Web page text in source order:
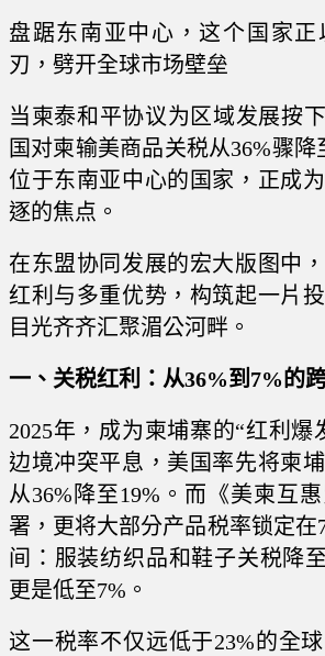
盘踞东南亚中心，这个国家正
刃，劈开全球市场壁垒
当柬泰和平协议为区域发展按
国对柬输美商品关税从36%骤降
位于东南亚中心的国家，正成
逐的焦点。
在东盟协同发展的宏大版图中
红利与多重优势，构筑起一片
目光齐齐汇聚湄公河畔。
一、关税红利：从36%到7%的
2025年，成为柬埔寨的“红利爆
边境冲突平息，美国率先将柬
从36%降至19%。而《美柬互
署，更将大部分产品税率锁定在
间：服装纺织品和鞋子关税降
更是低至7%。
这一税率不仅远低于23%的全